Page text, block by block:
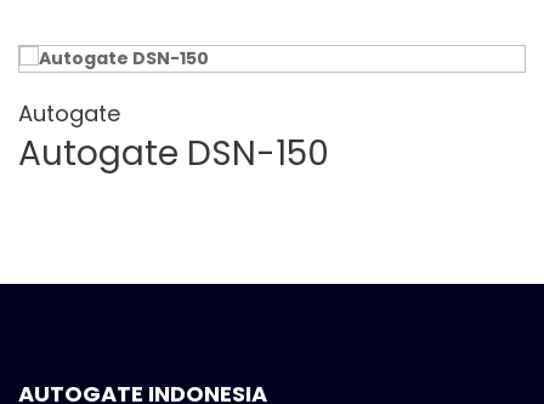
Autogate
Autogate DSN-150
AUTOGATE INDONESIA